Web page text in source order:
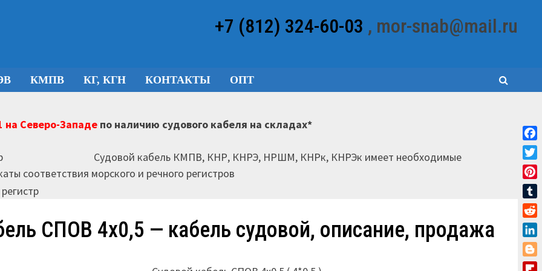
+7 (812) 324-60-03 , mor-snab@mail.ru
КМПВ КГ, КГН КОНТАКТЫ ОПТ
Северо-Западепо наличию судового кабеля на складах*
Судовой кабель КМПВ, КНР, КНРЭ, НРШМ, КНРк, КНРЭк имеет необходимые
соответствия морского и речного регистров
СПОВ 4х0,5 — кабель судовой, описание, продажа